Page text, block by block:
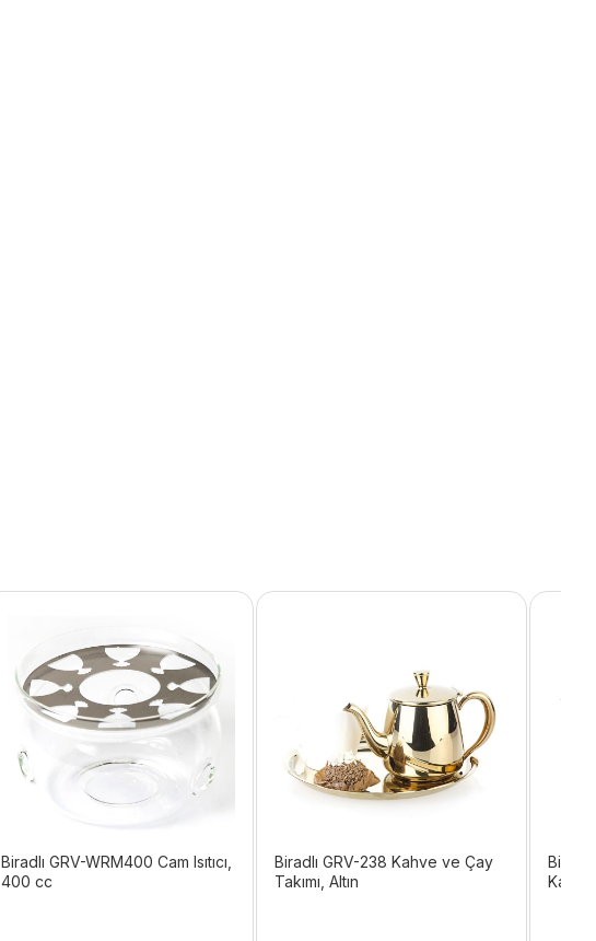
Biradlı GRV-WRM400 Cam Isıtıcı,
400 cc
Biradlı GRV-238 Kahve ve Çay
Takımı, Altın